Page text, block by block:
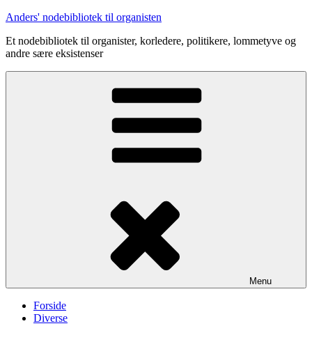
Videre
indhold
Anders' nodebibliotek til organisten
Et nodebibliotek til organister, korledere, politikere, lommetyve og
andre sære eksistenser
Menu
Forside
Diverse